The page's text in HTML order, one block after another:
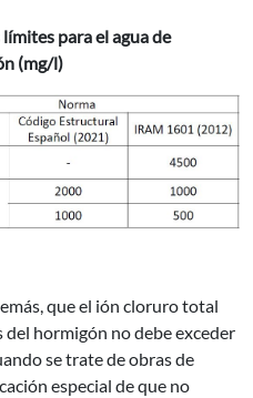
para el agua de
(mg/l)
que el ión cloruro total
hormigón no debe exceder
se trate de obras de
especial de que no